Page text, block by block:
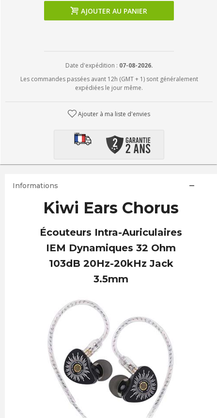
AJOUTER AU PANIER
Date d'expédition : 07-08-2026.
Les commandes passées avant 12h (GMT + 1) sont généralement
expédiées le jour même.
Ajouter à ma liste d'envies
Informations
Kiwi Ears Chorus
Écouteurs Intra-Auriculaires
IEM Dynamiques 32 Ohm
103dB 20Hz-20kHz Jack
3.5mm